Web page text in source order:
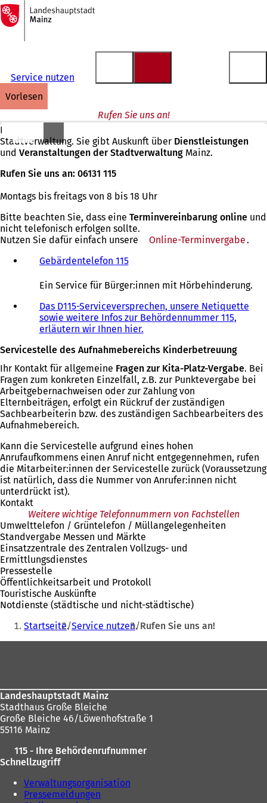
Inhalt anspringen
Zur
Startseite
Service nutzen
vorlesen
Rufen Sie uns an!
Das Service-Center ist die zentrale Telefonauskunft der
Stadtverwaltung. Sie gibt Auskunft über Dienstleistungen
und Veranstaltungen der Stadtverwaltung Mainz.
Rufen Sie uns an: 06131 115
Montags bis freitags von 8 bis 18 Uhr
Bitte beachten Sie, dass eine Terminvereinbarung online und
nicht telefonisch erfolgen sollte.
Nutzen Sie dafür einfach unsere
Online-Terminvergabe.
Gebärdentelefon 115(
f
n
e
t
n
e
i
n
e
m
n
u
e
n
T
)
Ein Service für Bürger:innen mit Hörbehinderung.
Das D115-Serviceversprechen, unsere Netiquette
sowie weitere Infos zur Behördennummer 115,
erläutern wir Ihnen hier.
Servicestelle des Aufnahmebereichs Kinderbetreuung
Ihr Kontakt für allgemeine Fragen zur Kita-Platz-Vergabe. Bei
Fragen zum konkreten Einzelfall, z.B. zur Punktevergabe bei
Arbeitgebernachweisen oder zur Zahlung von
Elternbeiträgen, erfolgt ein Rückruf der zuständigen
Sachbearbeiterin bzw. des zuständigen Sachbearbeiters des
Aufnahmebereich.
Kann die Servicestelle aufgrund eines hohen
Anrufaufkommens einen Anruf nicht entgegennehmen, rufen
die Mitarbeiter:innen der Servicestelle zurück (Voraussetzung
ist natürlich, dass die Nummer von Anrufer:innen nicht
unterdrückt ist).
Kontakt
Weitere wichtige Telefonnummern von Fachstellen
Umwelttelefon / Grüntelefon / Müllangelegenheiten
Standvergabe Messen und Märkte
Einsatzzentrale des Zentralen Vollzugs- und
Ermittlungsdienstes
Pressestelle
Öffentlichkeitsarbeit und Protokoll
Touristische Auskünfte
Notdienste (städtische und nicht-städtische)
Sie
befinden
Startseite Service nutzen Rufen Sie uns an!
Landeshauptstadt Mainz
Stadthaus Große Bleiche
Große Bleiche 46/Löwenhofstraße 1
55116 Mainz
115 - Ihre Behördenrufnummer
Schnellzugriff
Verwaltungsorganisation
Pressemeldungen